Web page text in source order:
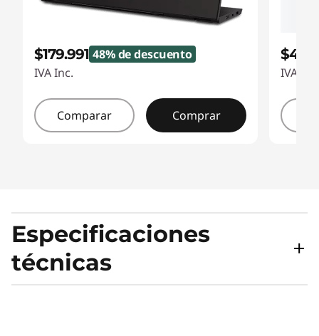
$179.991 48% de descuento
IVA Inc.
Comparar Comprar
IVA
Especificaciones
técnicas